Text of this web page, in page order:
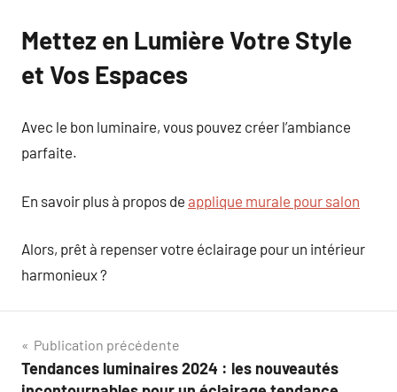
Mettez en Lumière Votre Style
et Vos Espaces
Avec le bon luminaire, vous pouvez créer l’ambiance
parfaite.
En savoir plus à propos de applique murale pour salon
Alors, prêt à repenser votre éclairage pour un intérieur
harmonieux ?
Navigation
de
Publication précédente
Tendances luminaires 2024 : les nouveautés